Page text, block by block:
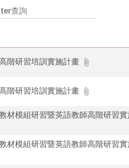
階研習培訓實施計畫
階研習培訓實施計畫
材模組研習暨英語教師高階研習
材模組研習暨英語教師高階研習